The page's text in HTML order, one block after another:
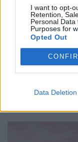
I want to opt-
Retention,
Personal
Purposes for
Opted Out
Data Deletion
Rendkívüli
otthonról,
koncertjeit
A magyar
ideig a